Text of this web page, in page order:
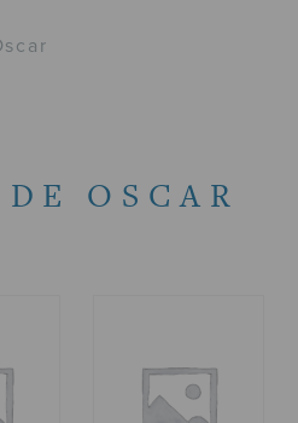
OSCAR